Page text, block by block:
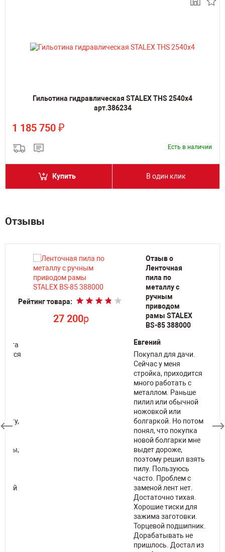
Гильотина гидравлическая STALEX THS 2540x4
арт.386234
1 185 750 ₽
Есть в наличии
Купить В один клик
Отзывы
эта
Рейтинг товара:
27 200p
Отзыв о
Ленточная
пила по
металлу с
ручным
приводом
рамы STALEX
BS-85 388000
Евгений
Покупал для дачи.
Сейчас у меня
стройка, приходится
много работать с
металлом. Раньше
пилил или обычной
ножовкой или
болгаркой. Но потом
понял, что покупка
новой болгарки мне
выдет дороже,
поэтому решил взять
пилу. Пользуюсь
часто. Проблем с
заменой лент нет.
Достаточно тихая.
Хорошие тиски для
зажима заготовки.
Торцевой подшипник.
Дорабатывать не
пришлось. Достал из